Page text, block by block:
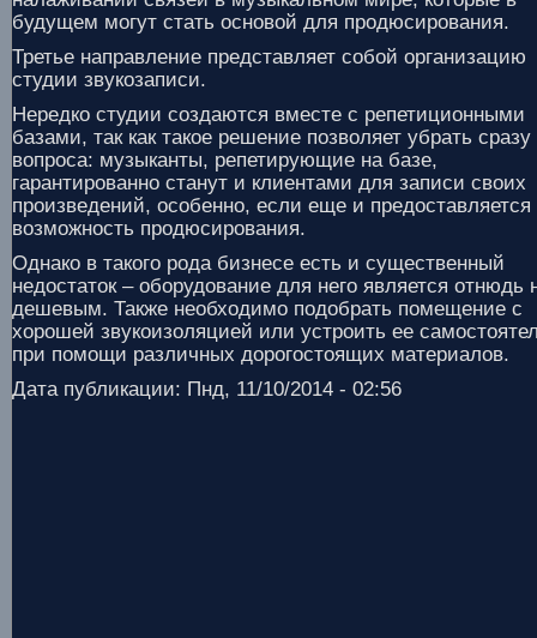
будущем могут стать основой для продюсирования.
Третье направление представляет собой организацию
студии звукозаписи.
Нередко студии создаются вместе с репетиционными
базами, так как такое решение позволяет убрать сразу
вопроса: музыканты, репетирующие на базе,
гарантированно станут и клиентами для записи своих
произведений, особенно, если еще и предоставляется
возможность продюсирования.
Однако в такого рода бизнесе есть и существенный
недостаток – оборудование для него является отнюдь
дешевым. Также необходимо подобрать помещение с
хорошей звукоизоляцией или устроить ее
при помощи различных дорогостоящих материалов.
Дата публикации: Пнд, 11/10/2014 - 02:56